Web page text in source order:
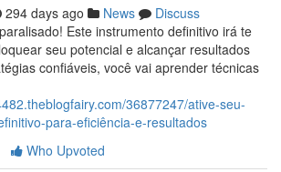
294 days ago News
Discuss
Este instrumento definitivo irá te
seu potencial e alcançar resultados
confiáveis, você vai aprender técnicas
36877247/ative-seu-
para-eficiência-e-resultados
Who Upvoted